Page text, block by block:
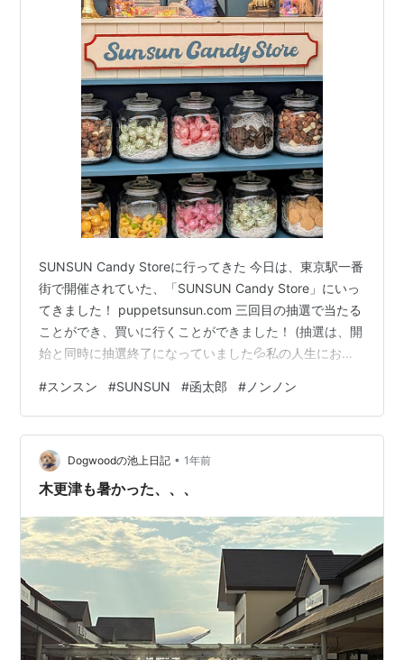
SUNSUN Candy Storeに行ってきた 今日は、東京駅一番
街で開催されていた、「SUNSUN Candy Store」にいっ
てきました！ puppetsunsun.com 三回目の抽選で当たる
ことができ、買いに行くことができました！ (抽選は、開
始と同時に抽選終了になっていました💦私の人生におい
感じなんだと仰天しておりました...) 店舗には、ぬいぐる
みやパーカー、お菓子などが置いてあり、皆さん大量に
買われていました。(スンスンかなり人気や( ﾟДﾟ)) 私は、
狙っていたノンノンのハンカチを買えたので満足でし
た。 SUNSUN Can…
#スンスン #SUNSUN #函太郎 # ノンノン
Dogwoodの池上日記 • 1年前
木更津も暑かった、、、